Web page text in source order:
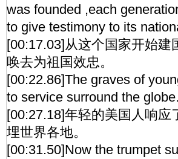
was founded ,each
to give testimony to its
[00:17.03]从这个国家开始
唤去为祖国效忠。
[00:22.86]The graves of
to service surround the globe.
[00:27.18]年轻的美国人响
埋世界各地。
[00:31.50]Now the trumpet